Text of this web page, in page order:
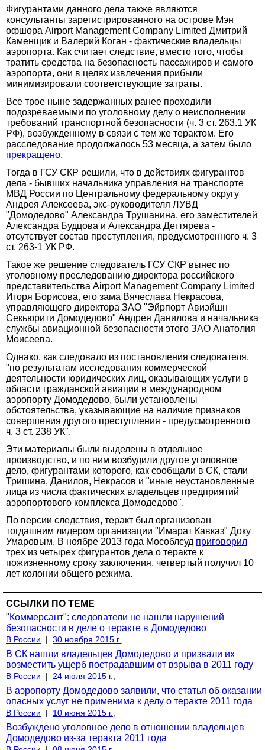
Фигурантами данного дела также являются
консультанты зарегистрированного на острове Мэн
офшора Airport Management Company Limited Дмитрий
Каменщик и Валерий Коган - фактические владельцы
аэропорта. Как считает следствие, вместо того, чтобы
тратить средства на безопасность пассажиров и самого
аэропорта, они в целях извлечения прибыли
минимизировали соответствующие затраты.
Все трое ныне задержанных ранее проходили
подозреваемыми по уголовному делу о неисполнении
требований транспортной безопасности (ч. 3 ст. 263.1 УК
РФ), возбужденному в связи с тем же терактом. Его
расследование продолжалось 53 месяца, а затем было
прекращено.
Тогда в ГСУ СКР решили, что в действиях фигурантов
дела - бывших начальника управления на транспорте
МВД России по Центральному федеральному округу
Андрея Алексеева, экс-руководителя ЛУВД
"Домодедово" Александра Трушанина, его заместителей
Александра Будцова и Александра Дегтярева -
отсутствует состав преступления, предусмотренного ч. 3
ст. 263-1 УК РФ.
Такое же решение следователь ГСУ СКР вынес по
уголовному преследованию директора российского
представительства Airport Management Company Limited
Игоря Борисова, его зама Вячеслава Некрасова,
управляющего директора ЗАО "Эйрпорт Авиэйшн
Секьюрити Домодедово" Андрея Данилова и начальника
службы авиационной безопасности этого ЗАО Анатолия
Моисеева.
Однако, как следовало из постановления следователя,
"по результатам исследования коммерческой
деятельности юридических лиц, оказывающих услуги в
области гражданской авиации в международном
аэропорту Домодедово, были установлены
обстоятельства, указывающие на наличие признаков
совершения другого преступления - предусмотренного
ч. 3 ст. 238 УК".
Эти материалы были выделены в отдельное
производство, и по ним возбудили другое уголовное
дело, фигурантами которого, как сообщали в СК, стали
Тришина, Данилов, Некрасов и "иные неустановленные
лица из числа фактических владельцев предприятий
аэропортового комплекса Домодедово".
По версии следствия, теракт был организован
тогдашним лидером организации "Имарат Кавказ" Доку
Умаровым. В ноябре 2013 года Мособлсуд приговорил
трех из четырех фигурантов дела о теракте к
пожизненному сроку заключения, четвертый получил 10
лет колонии общего режима.
ССЫЛКИ ПО ТЕМЕ
"Коммерсант": следователи не нашли нарушений
безопасности в деле о теракте в Домодедово
В России | 30 ноября 2015 г.,
В СК нашли владельцев Домодедово и призвали их
возместить ущерб пострадавшим от взрыва в 2011 году
В России | 24 июля 2015 г.,
В аэропорту Домодедово заявили, что статья об оказании
опасных услуг не применима к делу о теракте 2011 года
В России | 10 июня 2015 г.,
Возбуждено уголовное дело в отношении владельцев
Домодедово из-за теракта 2011 года